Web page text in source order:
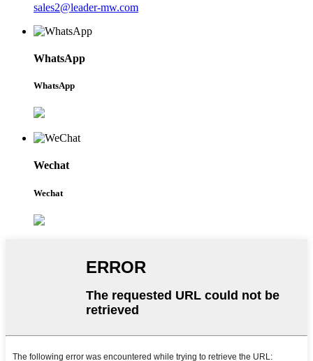
sales2@leader-mw.com
WhatsApp
WhatsApp
Wechat
Wechat